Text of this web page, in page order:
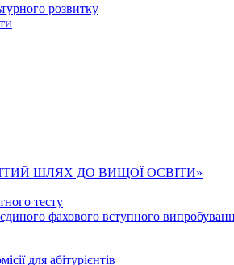
розвитку
ШЛЯХ ДО ВИЩОЇ ОСВІТИ»
тесту
фахового вступного
для абітурієнтів